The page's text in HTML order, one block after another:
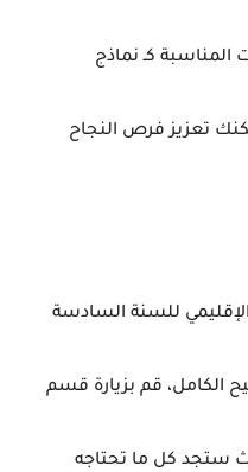
المناسبة كـ نماذج
تعزيزفرص النجاح
الإقليمي للسنة السادسة
الكامل، قم بزيارة قسم
ستجد كل ما تحتاجه